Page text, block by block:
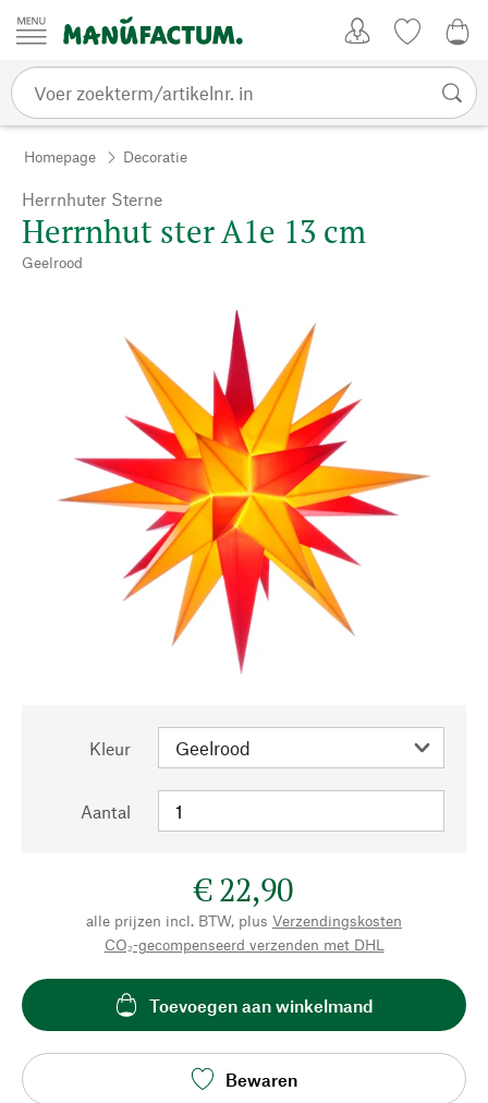
Passer au contenu
Homepage Decoratie
Herrnhuter Sterne
Herrnhut ster A1e 13 cm
Geelrood
Kleur
Aantal
€ 22,90
alle prijzen incl. BTW, plus Verzendingskosten
CO₂-gecompenseerd verzenden met DHL
Toevoegen aan winkelmand
Bewaren